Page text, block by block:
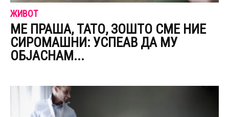
ЖИВОТ
МЕ ПРАША, ТАТО, ЗОШТО СМЕ НИЕ
СИРОМАШНИ: УСПЕАВ ДА МУ
ОБЈАСНАМ...